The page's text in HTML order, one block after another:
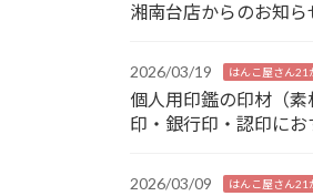
湘南台店からのお知ら
2026/03/19 はんこ屋さん21
個人用印鑑の印材（
印・銀行印・認印にお
2026/03/09 はんこ屋さん21